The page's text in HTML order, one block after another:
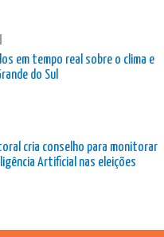
em tempo real sobre o clima e
do Sul
cria conselho para monitorar
Artificial nas eleições